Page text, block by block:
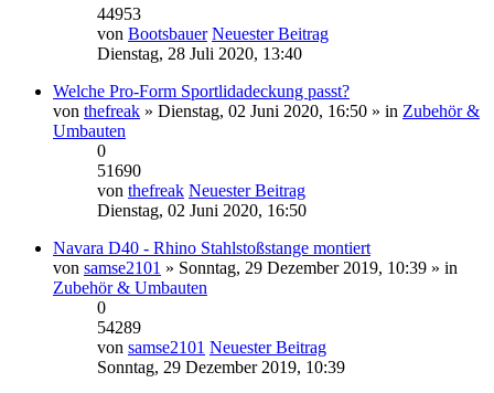
44953
von Bootsbauer Neuester Beitrag
Dienstag, 28 Juli 2020, 13:40
Welche Pro-Form Sportlidadeckung passt?
von thefreak » Dienstag, 02 Juni 2020, 16:50 » in Zubehör &
Umbauten
0
51690
von thefreak Neuester Beitrag
Dienstag, 02 Juni 2020, 16:50
Navara D40 - Rhino Stahlstoßstange montiert
von samse2101 » Sonntag, 29 Dezember 2019, 10:39 » in
Zubehör & Umbauten
0
54289
von samse2101 Neuester Beitrag
Sonntag, 29 Dezember 2019, 10:39